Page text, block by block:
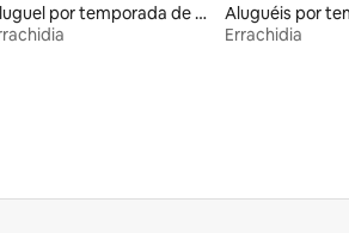
Aluguel por temporada de casas na terra
Errachidia